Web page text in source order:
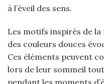
à l’éveil des sens.
Les motifs inspirés de
des couleurs douces
Ces éléments peuvent
lors de leur sommeil
pendant les moments